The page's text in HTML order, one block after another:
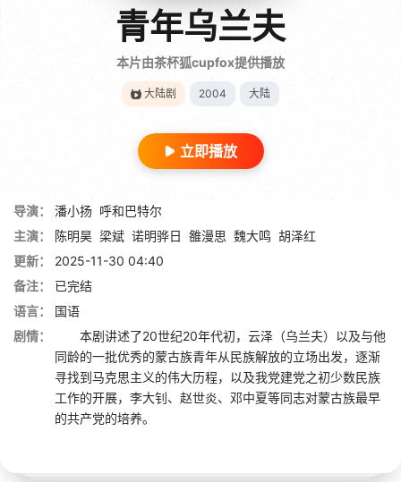
青年乌兰夫
本片由茶杯狐cupfox提供播放
大陆剧 2004 大陆
立即播放
导演： 潘小扬 呼和巴特尔
主演：
陈明昊 梁斌 诺明骅日 雒漫思 魏大鸣 胡泽红
更新：
2025-11-30 04:40
备注：
已完结
语言：
国语
剧情：
本剧讲述了20世纪20年代初，云泽（乌兰夫）以及与他
同龄的一批优秀的蒙古族青年从民族解放的立场出发，逐渐
寻找到马克思主义的伟大历程，以及我党建党之初少数民族
工作的开展，李大钊、赵世炎、邓中夏等同志对蒙古族最早
的共产党的培养。